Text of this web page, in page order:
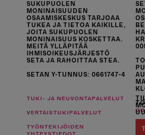
SUKUPUOLEN
MONINAISUUDEN
OSAAMISKESKUS TARJOAA
TUKEA JA TIETOA KAIKILLE,
JOITA SUKUPUOLEN
MONINAISUUS KOSKETTAA.
MEITÄ YLLÄPITÄÄ
IHMISOIKEUSJÄRJESTÖ
SETA JA RAHOITTAA STEA.
SETAN Y-TUNNUS: 0661747-4
TUKI- JA NEUVONTAPALVELUT
VERTAISTUKIPALVELUT
TYÖNTEKIJÖIDEN